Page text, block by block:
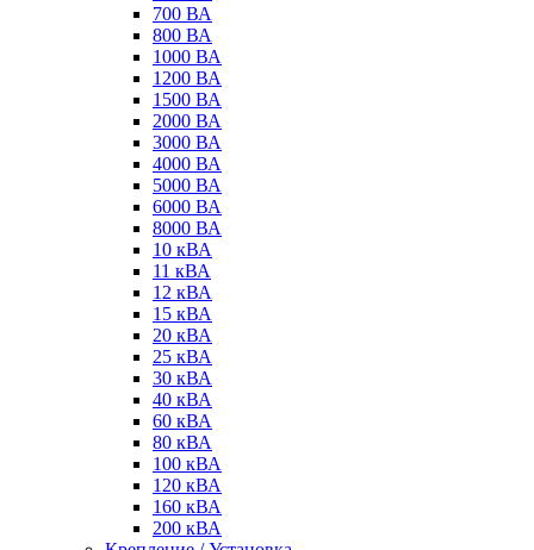
700 ВА
800 ВА
1000 ВА
1200 ВА
1500 ВА
2000 ВА
3000 ВА
4000 ВА
5000 ВА
6000 ВА
8000 ВА
10 кВА
11 кВА
12 кВА
15 кВА
20 кВА
25 кВА
30 кВА
40 кВА
60 кВА
80 кВА
100 кВА
120 кВА
160 кВА
200 кВА